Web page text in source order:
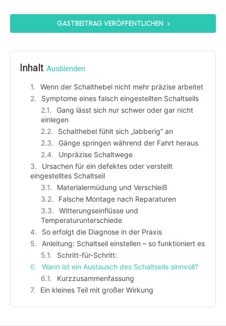
GASTBEITRAG VERÖFFENTLICHEN
Inhalt Ausblenden
Wenn der Schalthebel nicht mehr präzise arbeitet
Symptome eines falsch eingestellten Schaltseils
Gang lässt sich nur schwer oder gar nicht
einlegen
Schalthebel fühlt sich „labberig“ an
Gänge springen während der Fahrt heraus
Unpräzise Schaltwege
Ursachen für ein defektes oder verstellt
eingestelltes Schaltseil
Materialermüdung und Verschleiß
Falsche Montage nach Reparaturen
Witterungseinflüsse und
Temperaturunterschiede
So erfolgt die Diagnose in der Praxis
Anleitung: Schaltseil einstellen – so funktioniert es
Schritt-für-Schritt:
Wann ist ein Austausch des Schaltseils sinnvoll?
Kurzzusammenfassung
Ein kleines Teil mit großer Wirkung